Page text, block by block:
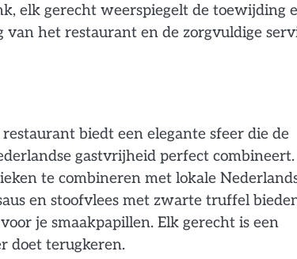
elk gerecht weerspiegelt de toewijding
van het restaurant en de zorgvuldige
biedt een elegante sfeer die de
gastvrijheid perfect combineert.
te combineren met lokale
en stoofvlees met zwarte truffel
je smaakpapillen. Elk gerecht is een
doet terugkeren.